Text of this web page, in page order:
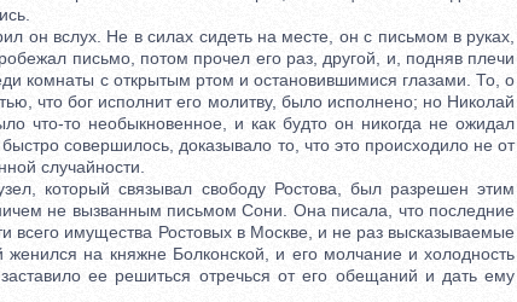
он вслух. Не в силах сидеть на месте, он с письмом в руках,
письмо, потом прочел его раз, другой, и, подняв плечи
комнаты с открытым ртом и остановившимися глазами. То, о
что бог исполнит его молитву, было исполнено; но Николай
что-то необыкновенное, и как будто он никогда не ожидал
совершилось, доказывало то, что это происходило не от
случайности.
который связывал свободу Ростова, был разрешен этим
не вызванным письмом Сони. Она писала, что последние
всего имущества Ростовых в Москве, и не раз высказываемые
на княжне Болконской, и его молчание и холодность
ее решиться отречься от его обещаний и дать ему